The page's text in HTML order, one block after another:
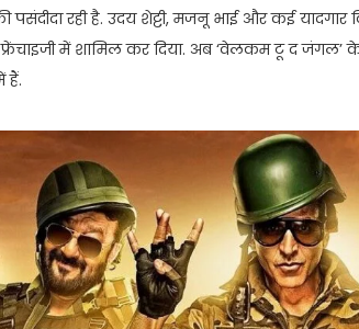
रही है. उदय शेट्टी, मजनू भाई और कई यादगार
फ्रेंचाइजी में शामिल कर दिया. अब ‘वेलकम टू द
हैं.